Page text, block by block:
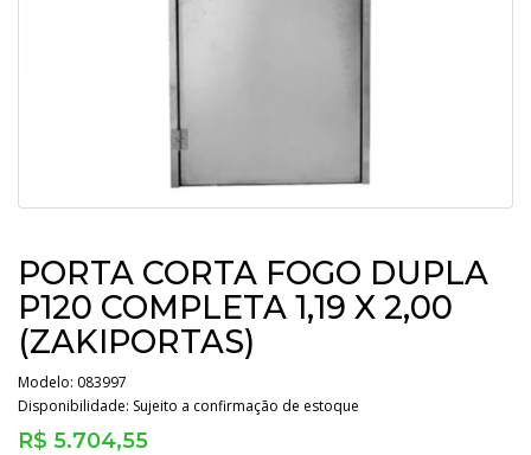
PORTA CORTA FOGO DUPLA
P120 COMPLETA 1,19 X 2,00
(ZAKIPORTAS)
Modelo: 083997
Disponibilidade: Sujeito a confirmação de estoque
R$ 5.704,55